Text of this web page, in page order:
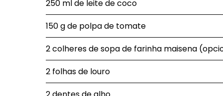
250 ml de leite de coco
150 g de polpa de tomate
2 colheres de sopa de farinha maisena
2 folhas de louro